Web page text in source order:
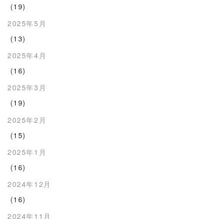
(19)
2025年5月
(13)
2025年4月
(16)
2025年3月
(19)
2025年2月
(15)
2025年1月
(16)
2024年12月
(16)
2024年11月